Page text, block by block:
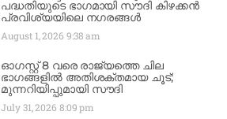
പദ്ധതിയുടെ ഭാഗമായി സൗദി കിഴക്കൻ
പ്രവിശ്യയിലെ നഗരങ്ങൾ
August 1, 2026 9:38 am
ഓഗസ്റ്റ് 8 വരെ രാജ്യത്തെ ചില
ഭാഗങ്ങളിൽ അതിശക്തമായ ചൂട്;
മുന്നറിയിപ്പുമായി സൗദി
July 31, 2026 8:09 pm